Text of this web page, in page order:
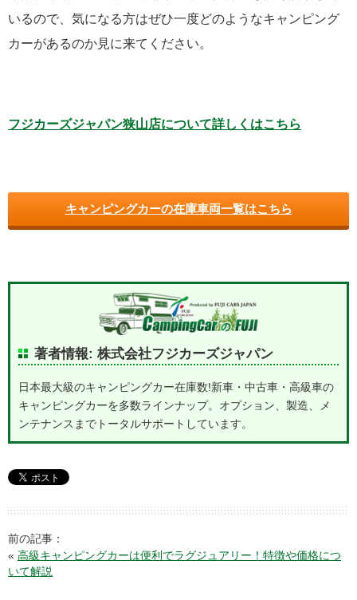
いるので、気になる方はぜひ一度どのようなキャンピング
カーがあるのか見に来てください。
フジカーズジャパン狭山店について詳しくはこちら
キャンピングカーの在庫車両一覧はこちら
著者情報: 株式会社フジカーズジャパン
日本最大級のキャンピングカー在庫数!新車・中古車・高級車の
キャンピングカーを多数ラインナップ。オプション、製造、メ
ンテナンスまでトータルサポートしています。
前の記事：
« 高級キャンピングカーは便利でラグジュアリー！特徴や価格につ
いて解説